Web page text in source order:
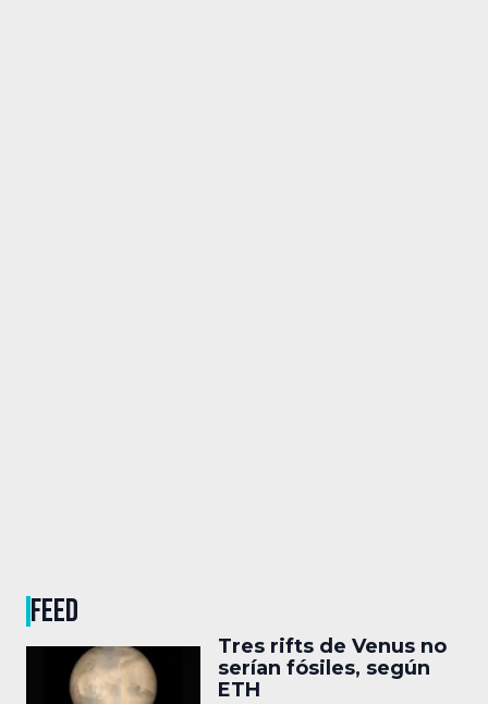
FEED
Tres rifts de Venus no
serían fósiles, según
ETH